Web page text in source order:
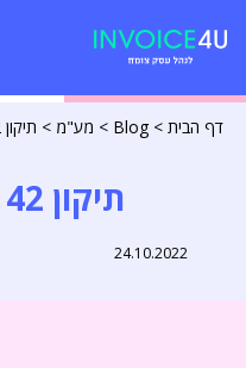
דף הבית >
Blog
> מע"מ > תיקון 42 לחוק מע"מ
תיקון 42 לחוק מע"מ
24.10.2022